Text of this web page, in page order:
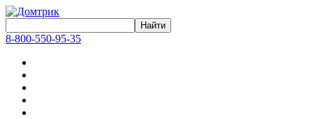
8-800-550-95-35